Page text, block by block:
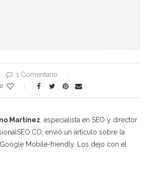
1 Comentario
0
Martínez , especialista en SEO y director
envió un artículo sobre la
Mobile-friendly. Los dejo con el